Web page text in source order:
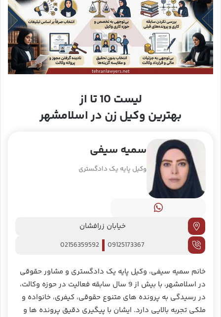
لیست 10 تا از
بهترین وکیل زن در اسلامشهر
سمیه سیفی
وکیل پایه یک دادگستری
خیابان زرافشان
09125173367
02156359592
خانم سمیه سیفی، وکیل پایه یک دادگستری و مشاور حقوقی
در اسلامشهر، با بیش از 9 سال سابقه فعالیت در حوزه وکالت،
در رسیدگی به پرونده ‌های متنوع حقوقی، کیفری، خانواده و
ملکی تجربه بالایی دارد. ایشان با پیگیری دقیق پرونده‌ ها و